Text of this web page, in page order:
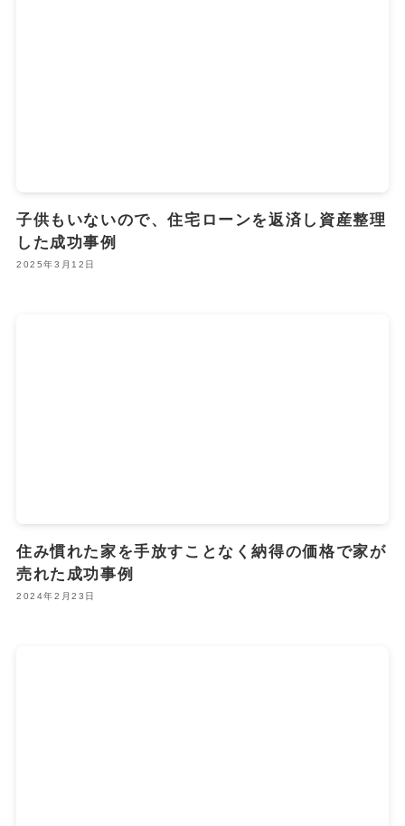
子供もいないので、住宅ローンを返済し資産整理
した成功事例
2025年3月12日
住み慣れた家を手放すことなく納得の価格で家が
売れた成功事例
2024年2月23日